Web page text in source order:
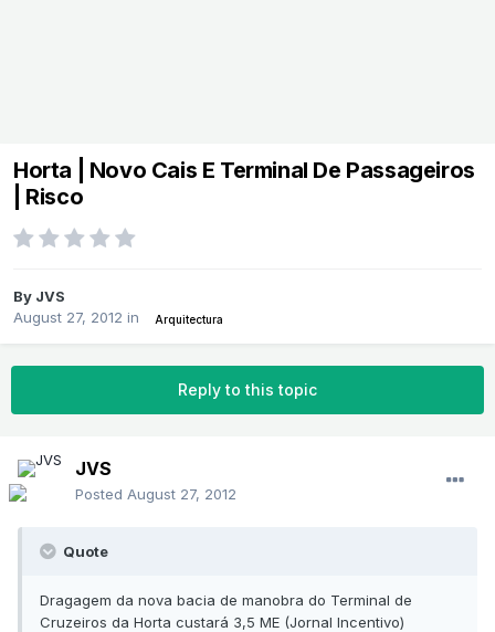
Horta | Novo Cais E Terminal De Passageiros
| Risco
By JVS
August 27, 2012 in Arquitectura
Reply to this topic
JVS
Posted August 27, 2012
Quote
Dragagem da nova bacia de manobra do Terminal de
Cruzeiros da Horta custará 3,5 ME (Jornal Incentivo)